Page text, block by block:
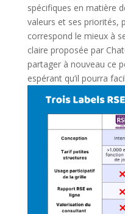
spécifiques en matière
valeurs et ses priorités,
correspond le mieux à
claire proposée par
partager à nouveau ce
espérant qu’il pourra